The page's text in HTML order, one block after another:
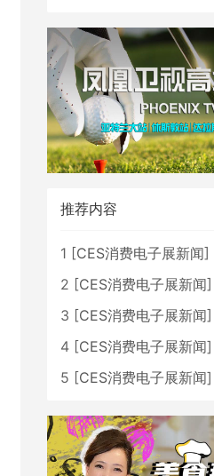
推荐内容
1 [CES消费电子展新闻]
2 [CES消费电子展新闻]
3 [CES消费电子展新闻]
4 [CES消费电子展新闻]
5 [CES消费电子展新闻]